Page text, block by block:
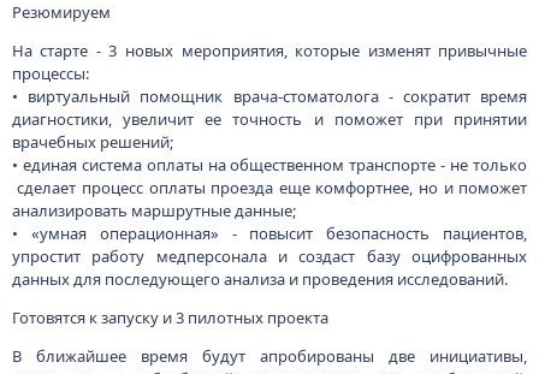
Резюмируем
На старте - 3 новых мероприятия, которые изменят привычные
процессы:
• виртуальный помощник врача-стоматолога - сократит время
диагностики, увеличит ее точность и поможет при принятии
врачебных решений;
• единая система оплаты на общественном транспорте - не только
сделает процесс оплаты проезда еще комфортнее, но и поможет
анализировать маршрутные данные;
• «умная операционная» - повысит безопасность пациентов,
упростит работу медперсонала и создаст базу оцифрованных
данных для последующего анализа и проведения исследований.
Готовятся к запуску и 3 пилотных проекта
В ближайшее время будут апробированы две инициативы,